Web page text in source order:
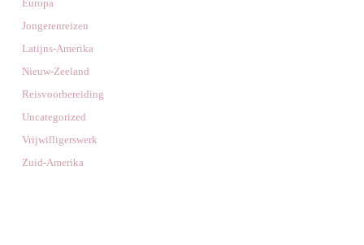
Europa
Jongerenreizen
Latijns-Amerika
Nieuw-Zeeland
Reisvoorbereiding
Uncategorized
Vrijwilligerswerk
Zuid-Amerika